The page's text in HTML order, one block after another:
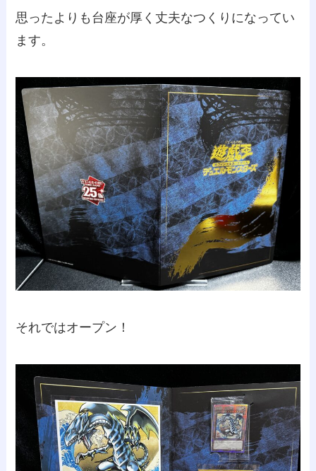
思ったよりも台座が厚く丈夫なつくりになってい
ます。
それではオープン！